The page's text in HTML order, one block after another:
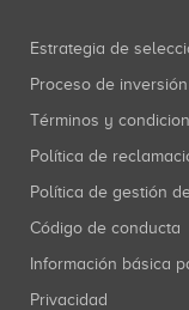
Estrategia de
Proceso de inversión
Términos y
Política de
Política de gestión
Código de conducta
Información básica
Privacidad